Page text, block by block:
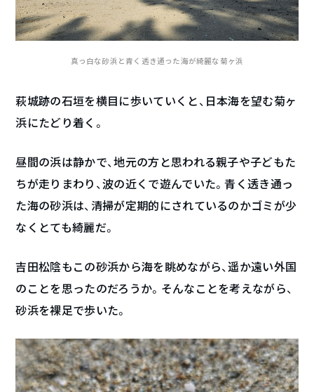
真っ白な砂浜と青く透き通った海が綺麗な菊ヶ浜
萩城跡の石垣を横目に歩いていくと、日本海を望む菊ヶ
浜にたどり着く。
昼間の浜は静かで、地元の方と思われる親子や子どもた
ちが走りまわり、波の近くで遊んでいた。青く透き通っ
た海の砂浜は、清掃が定期的にされているのかゴミが少
なくとても綺麗だ。
吉田松陰もこの砂浜から海を眺めながら、遥か遠い外国
のことを思ったのだろうか。そんなことを考えながら、
砂浜を裸足で歩いた。